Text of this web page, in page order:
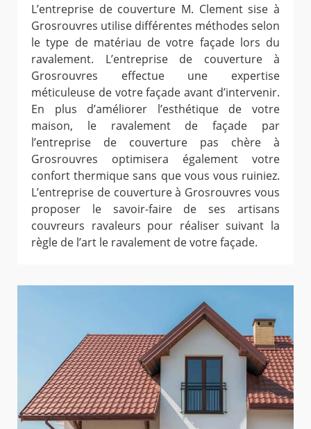
L’entreprise de couverture M. Clement sise à
Grosrouvres utilise différentes méthodes selon
le type de matériau de votre façade lors du
ravalement. L’entreprise de couverture à
Grosrouvres effectue une expertise
méticuleuse de votre façade avant d’intervenir.
En plus d’améliorer l’esthétique de votre
maison, le ravalement de façade par
l’entreprise de couverture pas chère à
Grosrouvres optimisera également votre
confort thermique sans que vous vous ruiniez.
L’entreprise de couverture à Grosrouvres vous
proposer le savoir-faire de ses artisans
couvreurs ravaleurs pour réaliser suivant la
règle de l’art le ravalement de votre façade.